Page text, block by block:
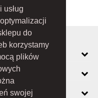
usług
do
korzystamy
plików
swojej